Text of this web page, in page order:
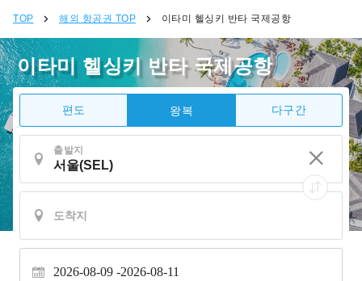
TOP 해외 항공권 TOP 이타미 헬싱키 반타 국제공항
이타미 헬싱키 반타 국제공항
편도 왕복 다구간
출발지
2026-08-09 2026-08-11